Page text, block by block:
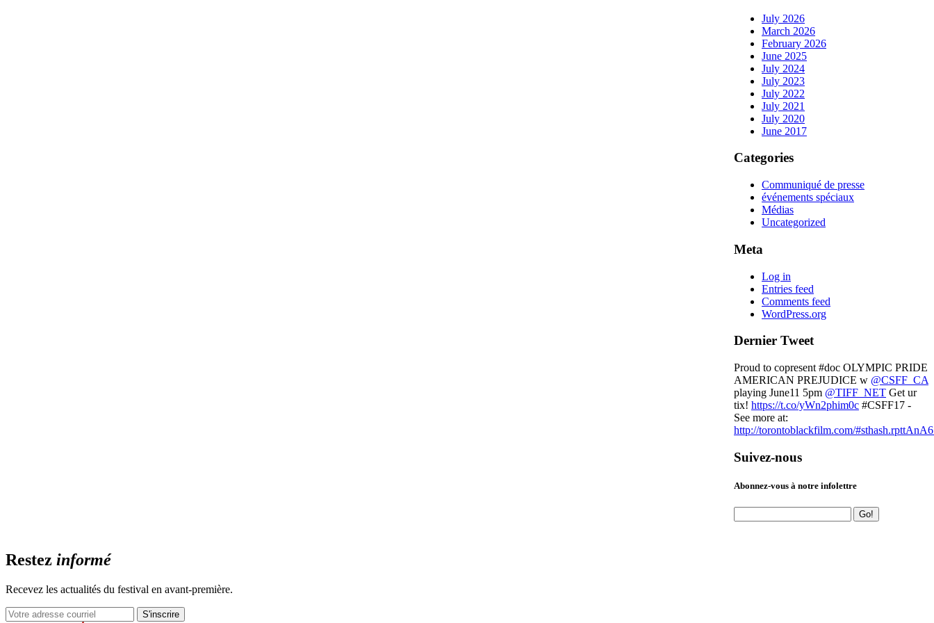
July 2026
March 2026
February 2026
June 2025
July 2024
July 2023
July 2022
July 2021
July 2020
June 2017
Categories
Communiqué de presse
événements spéciaux
Médias
Uncategorized
Meta
Log in
Entries feed
Comments feed
WordPress.org
Dernier Tweet
Proud to copresent #doc OLYMPIC PRIDE
AMERICAN PREJUDICE w @CSFF_CA
playing June11 5pm @TIFF_NET Get ur
tix! https://t.co/yWn2phim0c #CSFF17 -
See more at:
http://torontoblackfilm.com/
Suivez-nous
Abonnez-vous à notre infolettre
Restez informé
Recevez les actualités du festival en avant-première.
S'inscrire